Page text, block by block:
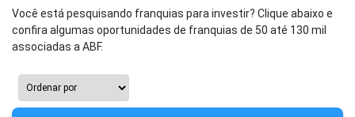
Você está pesquisando franquias para investir? Clique abaixo e
confira algumas oportunidades de franquias de 50 até 130 mil
associadas a ABF.